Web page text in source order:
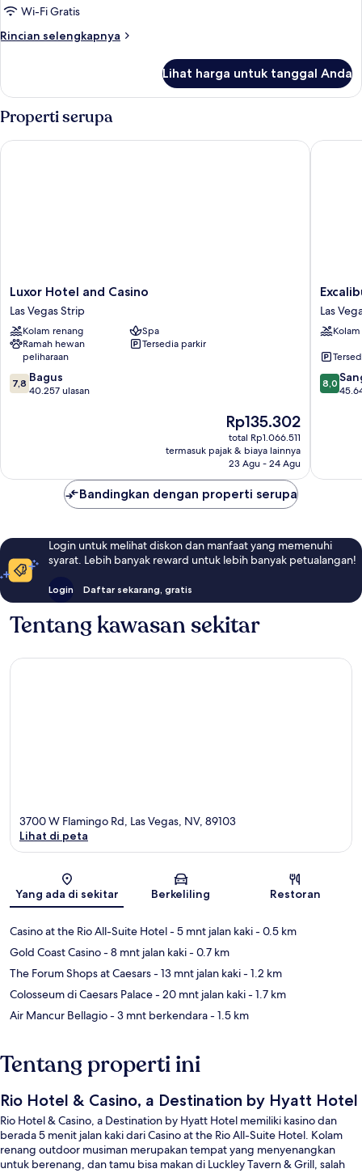
roda
Floor)
Premier,
1
Tempat
King
Wi-Fi Gratis
Rincian selengkapnya
Rincian
Suite
Premier,
1
Tempat
Tidur
Lihat harga untuk tanggal Anda
Properti serupa
Luxor
Hotel
and
Casino
Las
Vegas
Strip
Luxor Hotel and Casino
Las Vegas Strip
Kolam renang
Spa
Ramah hewan
peliharaan
Tersedia parkir
7.8
dari
7,8 Bagus
40.257 ulasan
Harga
sekarang
Rp135.302
Rp135.302
total Rp1.066.511
termasuk pajak & biaya lainnya
23 Agu - 24 Agu
Luxor Hotel and Casino
Hotel
&
Casino
Vegas
Strip
Las
8.0
dari
8,0
Bandingkan dengan properti serupa
Login untuk melihat diskon dan manfaat yang memenuhi
syarat. Lebih banyak reward untuk lebih banyak petualangan!
Login Daftar sekarang, gratis
Tentang kawasan sekitar
Peta
3700 W Flamingo Rd, Las Vegas, NV, 89103
Lihat di peta
Yang ada di sekitar Berkeliling Restoran
Casino at the Rio All-Suite Hotel- 5 mnt jalan kaki- 0.5 km
Gold Coast Casino- 8 mnt jalan kaki- 0.7 km
The Forum Shops at Caesars- 13 mnt jalan kaki- 1.2 km
Colosseum di Caesars Palace- 20 mnt jalan kaki- 1.7 km
Air Mancur Bellagio- 3 mnt berkendara- 1.5 km
Tentang properti ini
Rio Hotel & Casino, a Destination by Hyatt Hotel
Rio Hotel & Casino, a Destination by Hyatt Hotel memiliki kasino dan
berada 5 menit jalan kaki dari Casino at the Rio All-Suite Hotel. Kolam
renang outdoor musiman merupakan tempat yang menyenangkan
untuk berenang, dan tamu bisa makan di Luckley Tavern & Grill, salah